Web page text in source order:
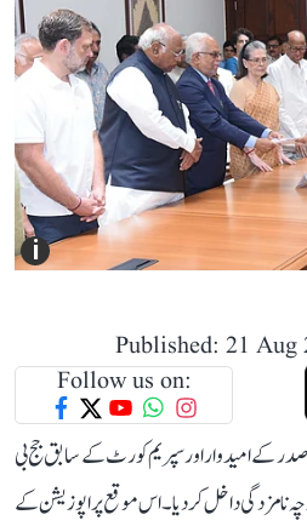
i
Published: 21 Aug
Follow us on:
صدر کے امیدوار اور سپریم کورٹ کے سابق جج بی
نامزدگی داخل کر دیا۔ اس موقع پر اپوزیشن کے